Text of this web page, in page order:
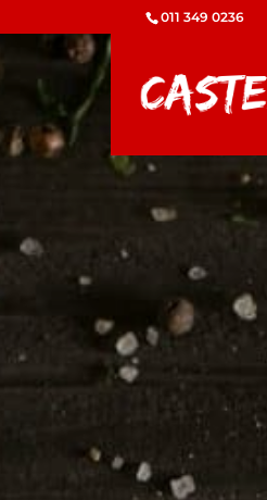
011 349 0236